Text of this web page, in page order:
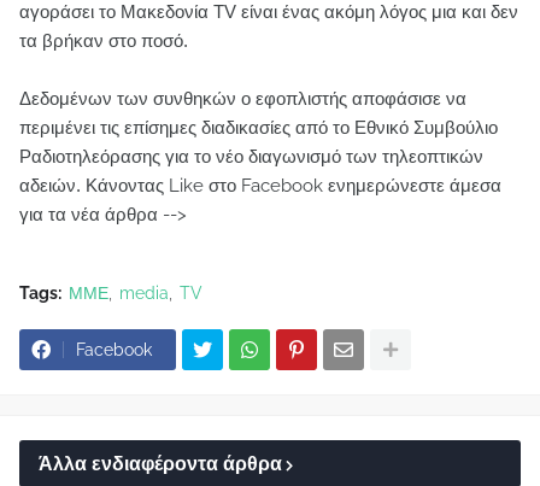
αγοράσει το Μακεδονία TV είναι ένας ακόμη λόγος μια και δεν
τα βρήκαν στο ποσό.
Δεδομένων των συνθηκών ο εφοπλιστής αποφάσισε να
περιμένει τις επίσημες διαδικασίες από το Εθνικό Συμβούλιο
Ραδιοτηλεόρασης για το νέο διαγωνισμό των τηλεοπτικών
αδειών. Κάνοντας Like στο Facebook ενημερώνεστε άμεσα
για τα νέα άρθρα -->
Tags: ΜΜΕ media TV
Facebook
Άλλα ενδιαφέροντα άρθρα